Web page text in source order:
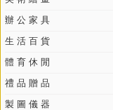
辦 公 家 具
生 活 百 貨
體 育 休 閒
禮 品 贈 品
製 圖 儀 器